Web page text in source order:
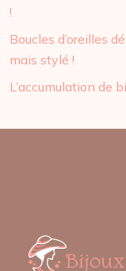
!
Boucles d’oreilles
mais stylé !
L’accumulation de